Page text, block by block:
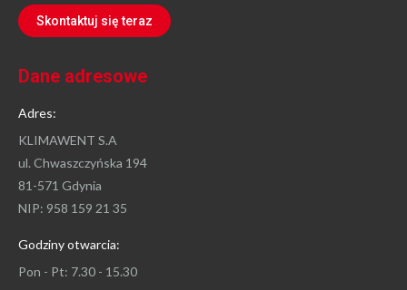
Skontaktuj się teraz
Dane adresowe
Adres:
KLIMAWENT S.A
ul. Chwaszczyńska 194
81-571 Gdynia
NIP: 958 159 21 35
Godziny otwarcia:
Pon - Pt: 7.30 - 15.30